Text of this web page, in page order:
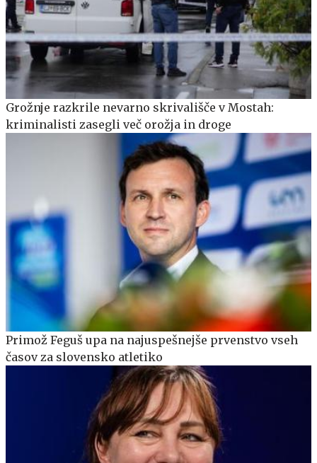
Grožnje razkrile nevarno skrivališče v Mostah:
kriminalisti zasegli več orožja in droge
Primož Feguš upa na najuspešnejše prvenstvo vseh
časov za slovensko atletiko